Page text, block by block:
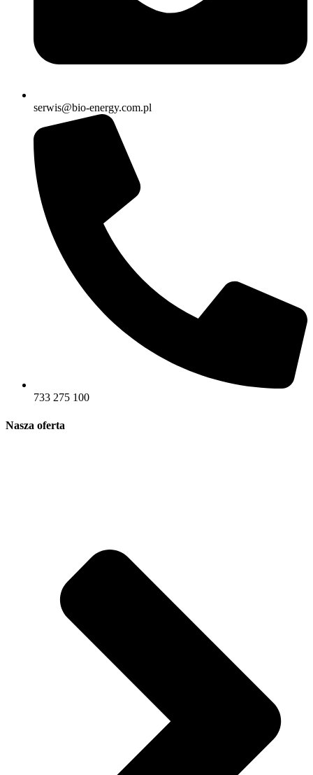
serwis@bio-energy.com.pl
733 275 100
Nasza oferta